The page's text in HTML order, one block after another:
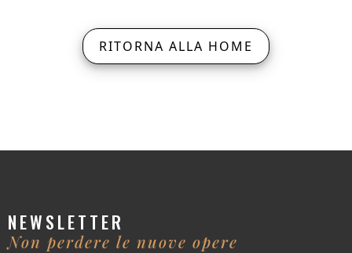
RITORNA ALLA HOME
NEWSLETTER
Non perdere le nuove opere